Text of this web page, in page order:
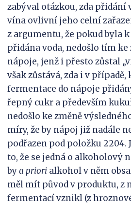
zabýval otázkou, zda přidání
vína ovlivní jeho celní
z argumentu, že pokud byla
přidána voda, nedošlo tím
nápoje, jenž i přesto zůstal
však zůstává, zda i v případě,
fermentace do nápoje
řepný cukr a především
nedošlo ke změně
míry, že by nápoj již nadále
podřazen pod položku 2204.
to, že se jedná o alkoholový
bya priori alkohol v něm
měl mít původ v produktu, z
fermentací vznikl (z